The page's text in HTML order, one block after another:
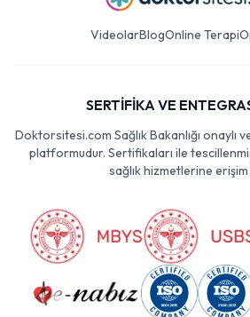
VideolarBlogOnline Terapi
SERTİFİKA VE
Doktorsitesi.com Sağlık Bakanlığı onaylı
platformudur. Sertifikaları ile
sağlık hizmetlerine